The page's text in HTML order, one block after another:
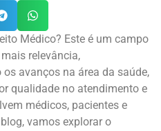
Médico? Este é um campo
relevância,
avanços na área da saúde,
qualidade no atendimento e
médicos, pacientes e
vamos explorar o